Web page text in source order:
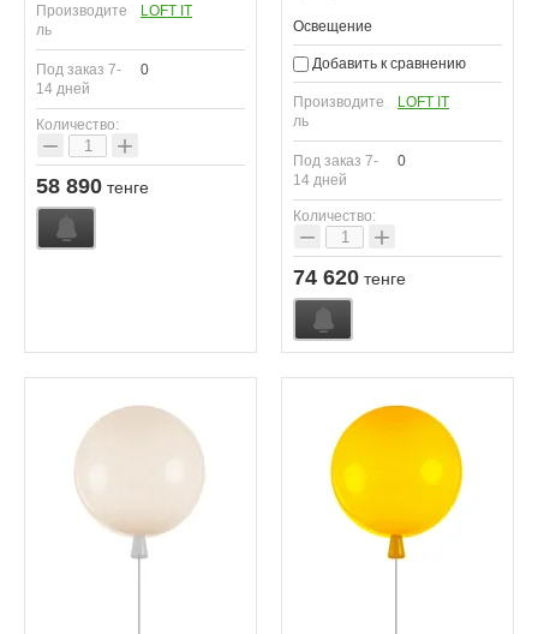
Производите
ль
LOFT IT
Под заказ 7-
14 дней
0
Количество:
− +
58 890 тенге
Освещение
Добавить к сравнению
Производите
ль
LOFT IT
Под заказ 7-
14 дней
0
Количество:
− +
74 620 тенге